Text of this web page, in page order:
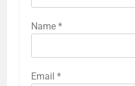
Name *
Email *